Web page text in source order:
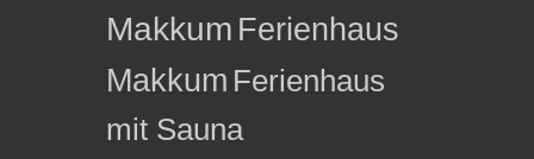
Makkum Ferienhaus
Makkum Ferienhaus
mit Sauna